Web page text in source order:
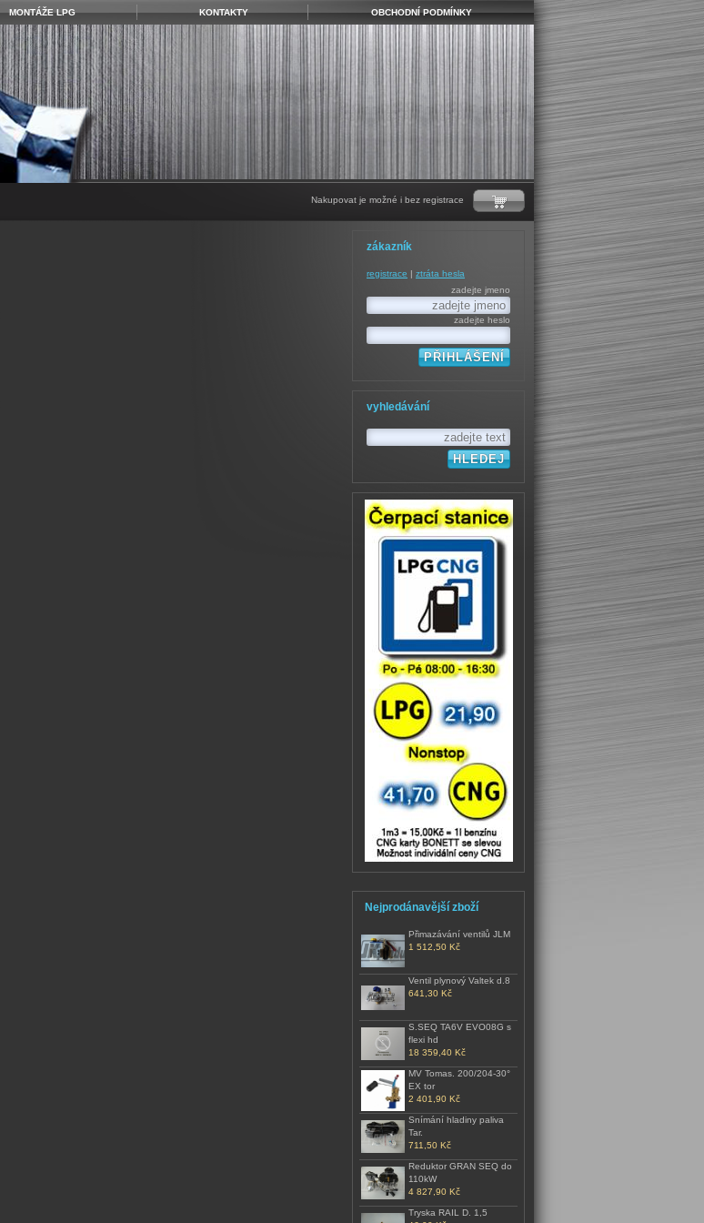
MONTÁŽE LPG KONTAKTY OBCHODNÍ PODMÍNKY
Nakupovat je možné i bez registrace
zákazník
registrace
ztráta hesla
zadejte jmeno
zadejte heslo
vyhledávání
Nejprodánavější zboží
Přimazávání ventilů JLM
1 512,50 Kč
Ventil plynový Valtek d.8
641,30 Kč
S.SEQ TA6V EVO08G s
flexi hd
18 359,40 Kč
MV Tomas. 200/204-30°
EX tor
2 401,90 Kč
Snímání hladiny paliva
Tar.
711,50 Kč
Reduktor GRAN SEQ do
110kW
4 827,90 Kč
Tryska RAIL D. 1,5